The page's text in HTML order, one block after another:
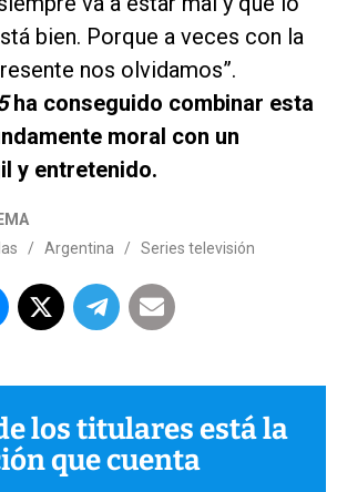
bien. Porque a veces con la
nos olvidamos”.
ha conseguido combinar esta
moral con un
y entretenido.
/ Argentina / Series televisión
los titulares está la
que cuenta